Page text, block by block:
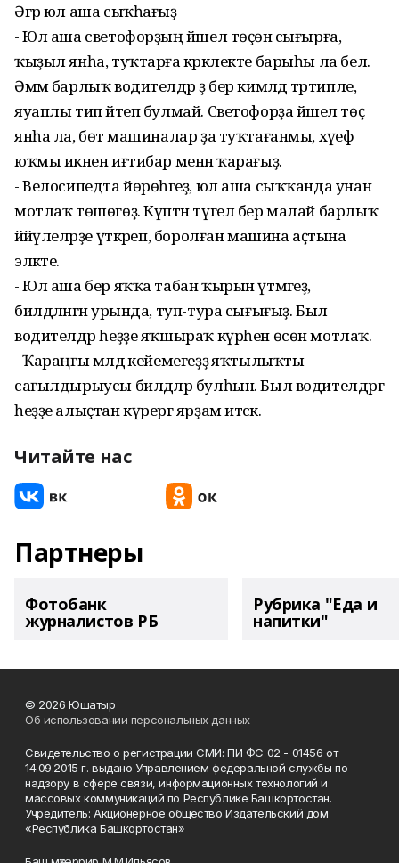
Әгәр юл аша сыҡһағыҙ
- Юл аша светофорҙың йәшел төҫөнә сығырға, ә
ҡыҙыл янһа, туҡтарға кәрәклекте барыһы ла белә.
Әммә барлыҡ водителдәр ҙә бер кимәлдә тәртипле,
яуаплы тип әйтеп булмай. Светофорҙа йәшел төҫ
янһа ла, бөтә машиналар ҙа туҡтағанмы, хәүеф
юҡмы икәнен иғтибар менән ҡарағыҙ.
- Велосипедта йөрөһәгеҙ, юл аша сыҡҡанда унан
мотлаҡ төшөгөҙ. Күптән түгел бер малай барлыҡ
йәйәүлеләрҙе үткәреп, боролған машина аҫтына
эләкте.
- Юл аша бер яҡҡа табан ҡырын үтмәгеҙ,
билдәләнгән урында, туп-тура сығығыҙ. Был
водителдәр һеҙҙе яҡшыраҡ күрһен өсөн мотлаҡ.
- Ҡараңғы мәлдә кейемегеҙҙә яҡтылыҡты
сағылдырыусы билдәләр булһын. Был водителдәргә
һеҙҙе алыҫтан күрергә ярҙам итәсәк.
Читайте нас
Партнеры
Фотобанк
журналистов РБ
Рубрика "Еда и
напитки"
© 2026 Юшатыр
Об использовании персональных данных
Свидетельство о регистрации СМИ: ПИ ФС 02 - 01456 от
14.09.2015 г. выдано Управлением федеральной службы по
надзору в сфере связи, информационных технологий и
массовых коммуникаций по Республике Башкортостан.
Учредитель: Акционерное общество Издательский дом
«Республика Башкортостан»